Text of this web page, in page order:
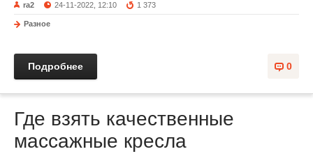
ra2 24-11-2022, 12:10 1 373
Разное
0
Подробнее
Где взять качественные
массажные кресла